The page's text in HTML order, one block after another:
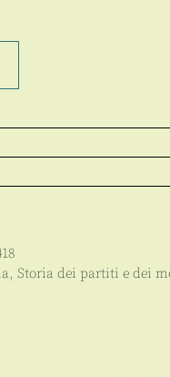
, Storia dei partiti e dei